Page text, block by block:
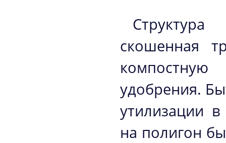
скошенная
компостную
удобрения.
утилизации
на полигон